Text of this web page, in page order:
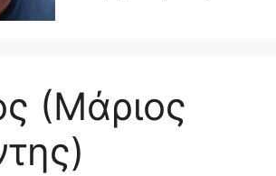
(Μάριος